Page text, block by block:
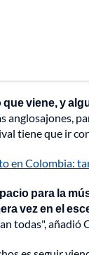
que viene, y
anglosajones,
tiene que ir
en Colombia:
para la
vez en el
todas", añadió